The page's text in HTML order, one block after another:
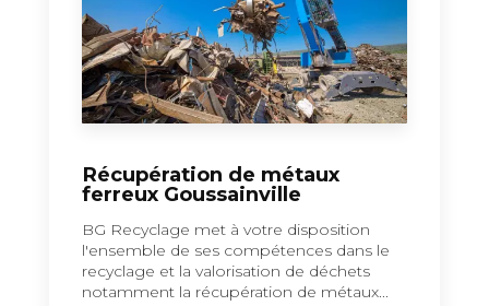
Récupération de métaux
ferreux Goussainville
BG Recyclage met à votre disposition
l'ensemble de ses compétences dans le
recyclage et la valorisation de déchets
notamment la récupération de métaux...